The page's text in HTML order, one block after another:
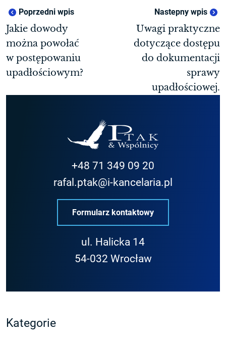
Poprzedni wpis
Jakie dowody
można powołać
w postępowaniu
upadłościowym?
Nastepny wpis
Uwagi praktyczne
dotyczące dostępu
do dokumentacji
sprawy
upadłościowej.
+48 71 349 09 20
rafal.ptak@i-kancelaria.pl
Formularz kontaktowy
ul. Halicka 14
54-032 Wrocław
Kategorie